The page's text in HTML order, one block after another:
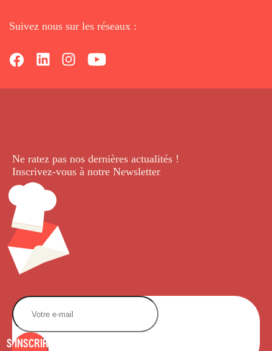
Suivez nous sur les réseaux :
Ne ratez pas nos dernières actualités !
Inscrivez-vous à notre Newsletter.
S'INSCRIRE